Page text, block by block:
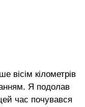
вісім кілометрів
Я подолав
час почувався